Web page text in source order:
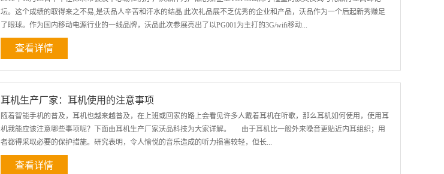
第一丝微凉的秋意，西安就已经是白雪皑皑。祖国风光无限好，经济形势也蒸蒸日上，我们完全有理由相信，我们的企业制
度会越来越健全，沃品文化会越来越有底蕴，沃品品牌会更有张力，沃品将在市场经济蓝海战略的大潮中乘风破浪！
坛。这个成绩的取得来之不易,是沃品人辛苦和汗水的结晶.此次礼品展不乏优秀的企业和产品，沃品作为一个后起新秀赚足
了眼球。作为国内移动电源行业的一线品牌，沃品此次参展亮出了以PG001为主打的3G/wifi移动...
查看详情
耳机生产厂家：耳机使用的注意事项
随着智能手机的普及，耳机也越来越普及，在上班或回家的路上会看见许多人戴着耳机在听歌，那么耳机如何使用，使用耳
机我能应该注意哪些事项呢？下面由耳机生产厂家沃品科技为大家详解。 由于耳机比一般外来噪音更贴近内耳组织；用
者都得采取必要的保护措施。研究表明，令人愉悦的音乐造成的听力损害较轻，但长...
查看详情